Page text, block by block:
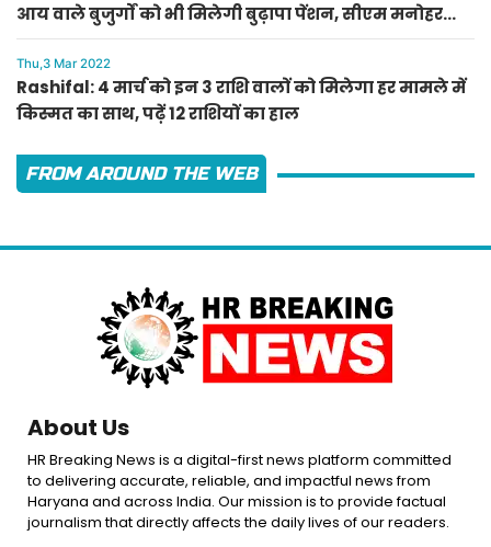
आय वाले बुजुर्गों को भी मिलेगी बुढ़ापा पेंशन, सीएम मनोहर
लाल का ऐलान
Thu,3 Mar 2022
Rashifal: 4 मार्च को इन 3 राशि वालों को मिलेगा हर मामले में
किस्मत का साथ, पढ़ें 12 राशियों का हाल
FROM AROUND THE WEB
About Us
HR Breaking News is a digital-first news platform committed
to delivering accurate, reliable, and impactful news from
Haryana and across India. Our mission is to provide factual
journalism that directly affects the daily lives of our readers.